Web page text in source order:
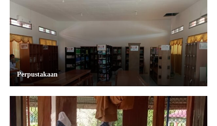
Perpustakaan